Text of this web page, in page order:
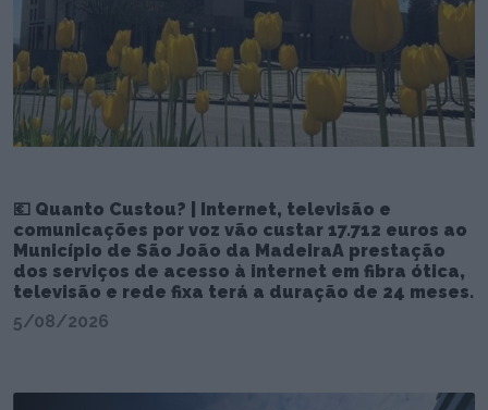
💶 Quanto Custou? | Internet, televisão e
comunicações por voz vão custar 17.712 euros ao
Município de São João da MadeiraA prestação
dos serviços de acesso à internet em fibra ótica,
televisão e rede fixa terá a duração de 24 meses.
5/08/2026